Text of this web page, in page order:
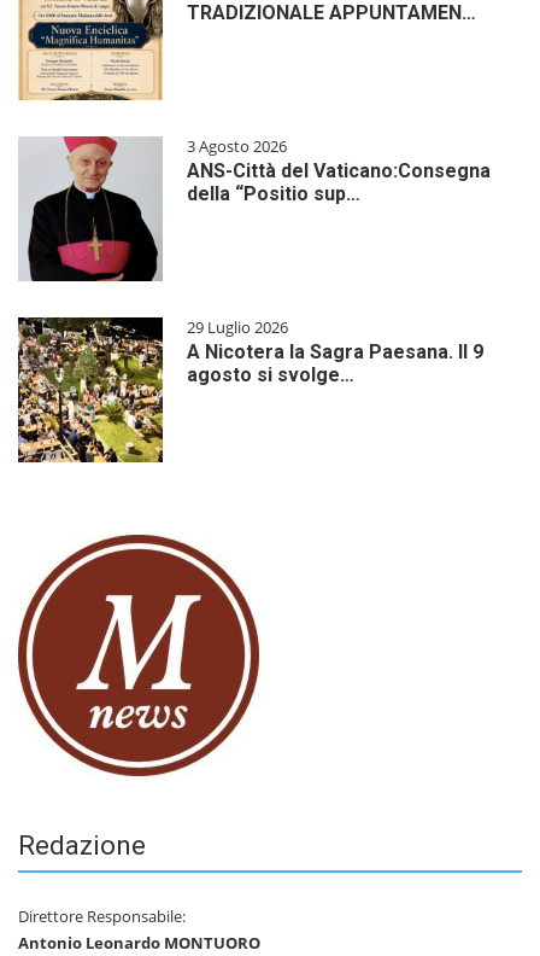
TRADIZIONALE APPUNTAMEN…
3 Agosto 2026
ANS-Città del Vaticano:Consegna
della “Positio sup…
29 Luglio 2026
A Nicotera la Sagra Paesana. Il 9
agosto si svolge…
Redazione
Direttore Responsabile:
Antonio Leonardo MONTUORO